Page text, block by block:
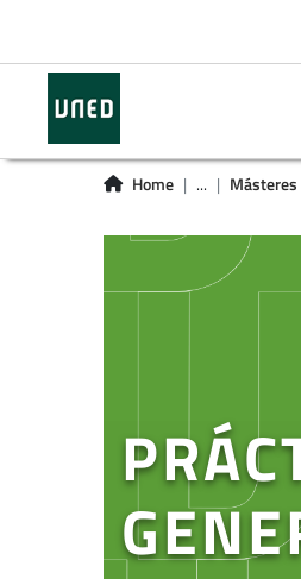
Home ...